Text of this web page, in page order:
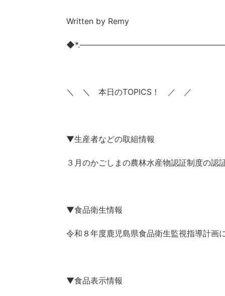
Written by Remy
＼ ＼ 本日のTOPICS！ ／ ／
▼生産者などの取組情報
３月のかごしまの農林水産物認証制度の認
▼食品衛生情報
令和８年度鹿児島県食品衛生監視指導計画
▼食品表示情報